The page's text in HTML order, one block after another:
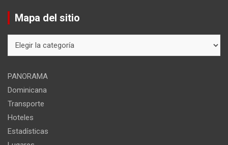
Mapa del sitio
del
PANORAMA
Dominicana
Transporte
Hoteles
Estadísticas